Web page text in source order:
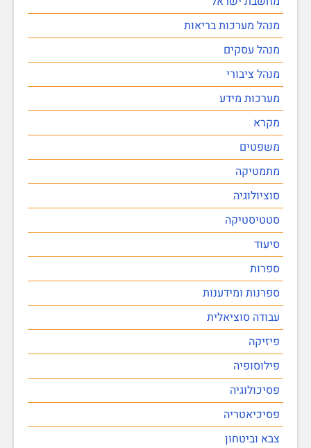
מנהל מערכות בריאות
מנהל עסקים
מנהל ציבורי
מערכות מידע
מקרא
משפטים
מתמטיקה
סוציולוגיה
סטטיסטיקה
סיעוד
ספרות
ספרנות ומידענות
עבודה סוציאלית
פיזיקה
פילוסופיה
פסיכולוגיה
פסיכיאטריה
צבא וביטחון